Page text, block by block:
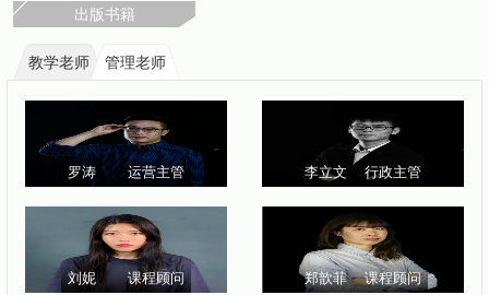
出版书籍
教学老师 管理老师
罗涛 运营主管 李立文 行政主管
刘妮 课程顾问 郑歆菲 课程顾问